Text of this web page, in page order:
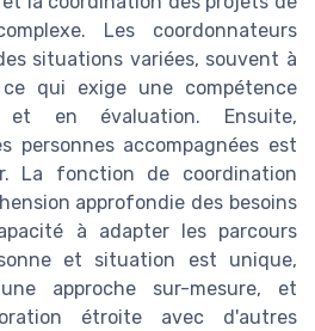
Les coordonnateurs
situations variées, souvent à
qui exige une compétence
en évaluation. Ensuite,
personnes accompagnées est
La fonction de coordination
approfondie des besoins
à adapter les parcours
et situation est unique,
approche sur-mesure, et
étroite avec d'autres